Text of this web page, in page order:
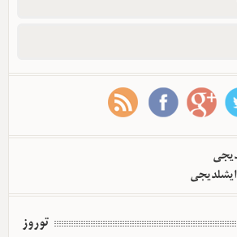
ایشلدیجی
توروز